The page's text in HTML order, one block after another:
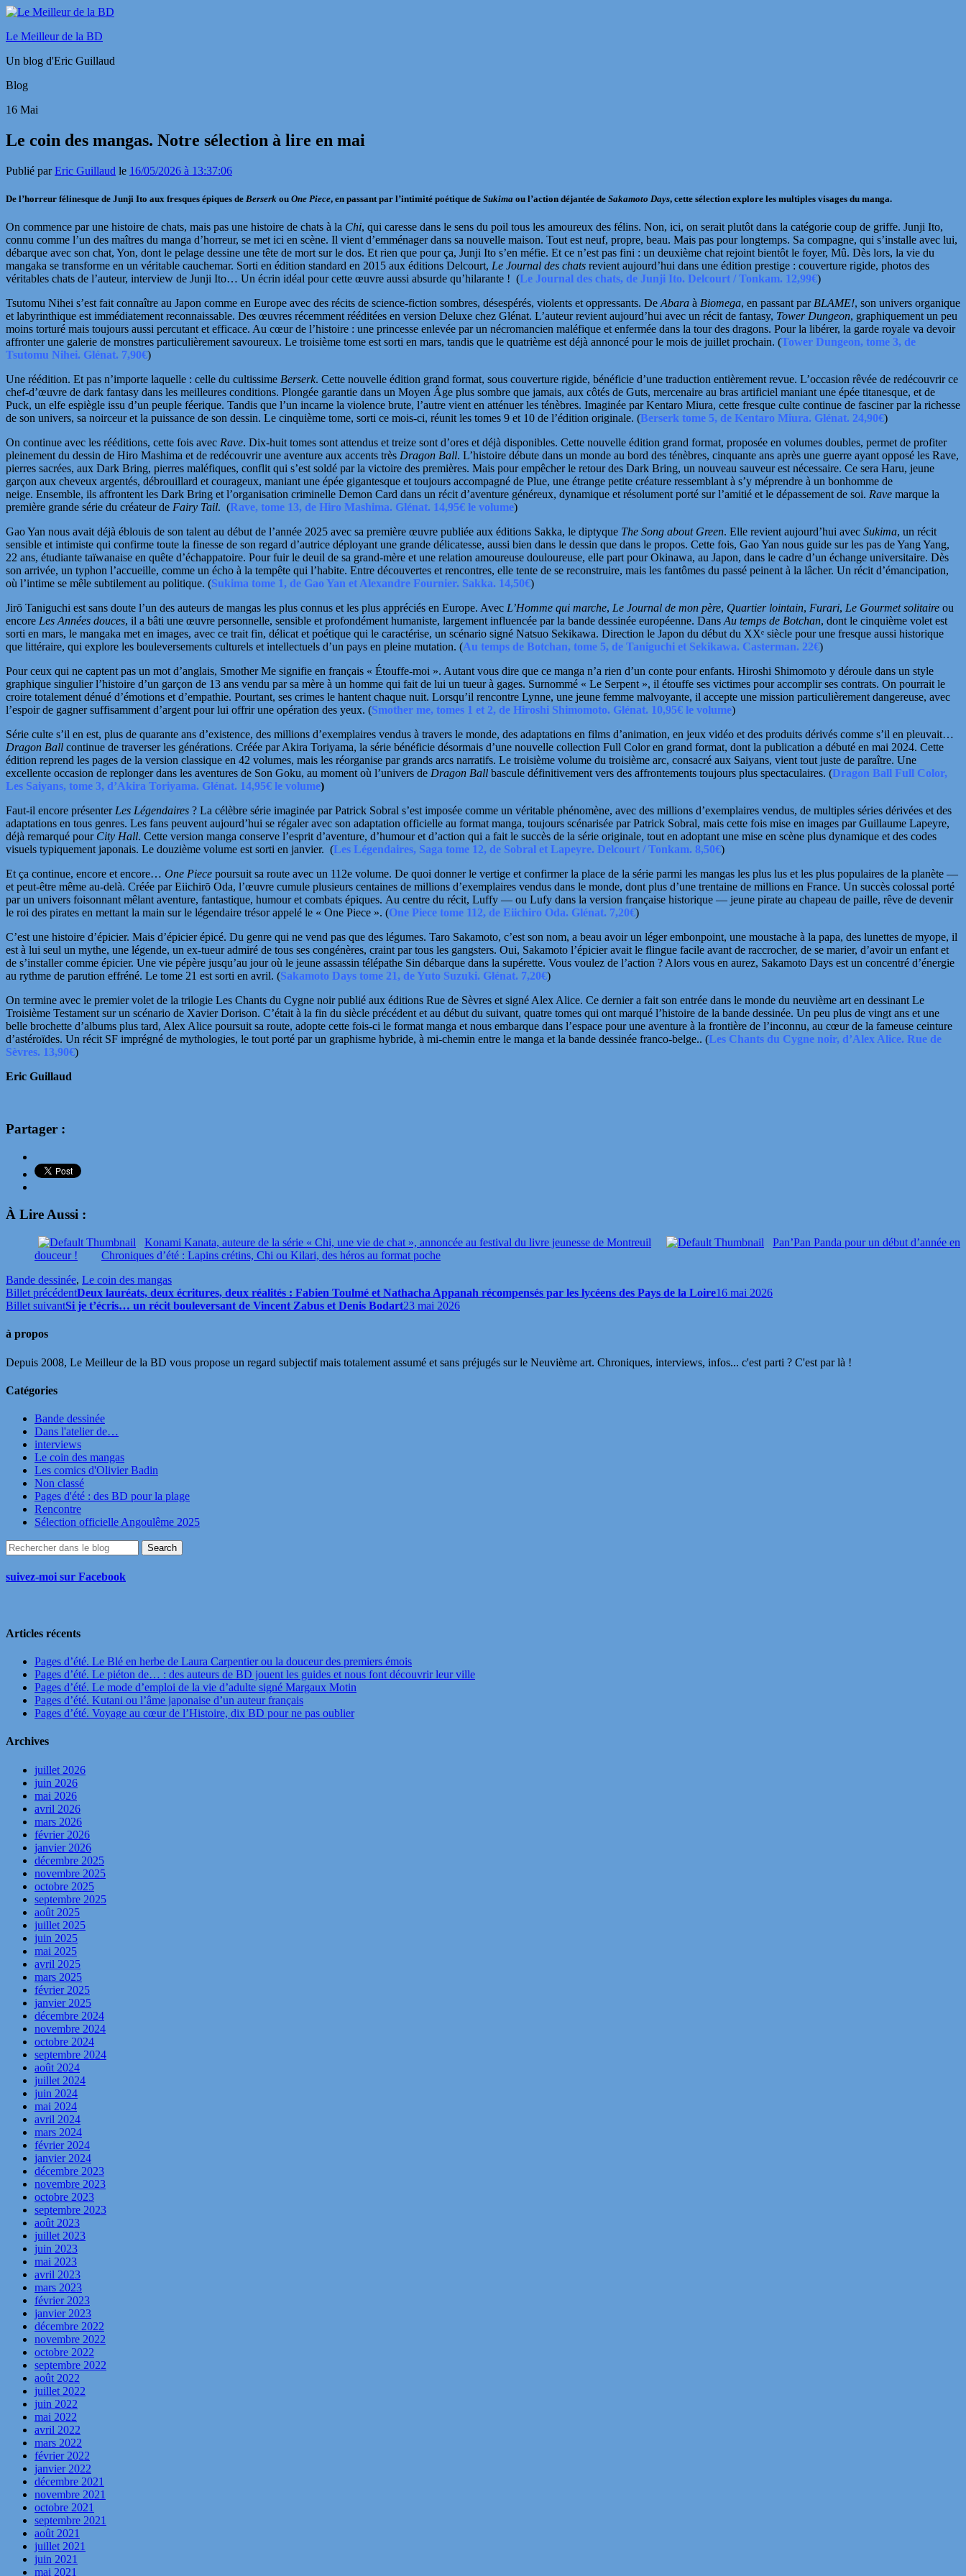
Le Meilleur de la BD
Un blog d'Eric Guillaud
Blog
16 Mai
Le coin des mangas. Notre sélection à lire en mai
Publié parEric Guillaud le 16/05/2026 à 13:37:06
De l’horreur félinesque de Junji Ito aux fresques épiques de Berserk ou One Piece, en passant par l’intimité poétique de Sukima ou l’action déjantée de Sakamoto Days, cette sélection explore les multiples visages du manga.
On commence par une histoire de chats, mais pas une histoire de chats à la Chi, qui caresse dans le sens du poil tous les amoureux des félins. Non, ici, on serait plutôt dans la catégorie coup de griffe. Junji Ito,
connu comme l’un des maîtres du manga d’horreur, se met ici en scène. Il vient d’emménager dans sa nouvelle maison. Tout est neuf, propre, beau. Mais pas pour longtemps. Sa compagne, qui s’installe avec lui,
débarque avec son chat, Yon, dont le pelage dessine une tête de mort sur le dos. Et rien que pour ça, Junji Ito s’en méfie. Et ce n’est pas fini : un deuxième chat rejoint bientôt le foyer, Mû. Dès lors, la vie du
mangaka se transforme en un véritable cauchemar. Sorti en édition standard en 2015 aux éditions Delcourt, Le Journal des chats revient aujourd’hui dans une édition prestige : couverture rigide, photos des
véritables chats de l’auteur, interview de Junji Ito… Un écrin idéal pour cette œuvre aussi absurde qu’hilarante ! (Le Journal des chats, de Junji Ito. Delcourt / Tonkam. 12,99€)
Tsutomu Nihei s’est fait connaître au Japon comme en Europe avec des récits de science-fiction sombres, désespérés, violents et oppressants. De Abara à Biomega, en passant par BLAME!, son univers organique
et labyrinthique est immédiatement reconnaissable. Des œuvres récemment rééditées en version Deluxe chez Glénat. L’auteur revient aujourd’hui avec un récit de fantasy, Tower Dungeon, graphiquement un peu
moins torturé mais toujours aussi percutant et efficace. Au cœur de l’histoire : une princesse enlevée par un nécromancien maléfique et enfermée dans la tour des dragons. Pour la libérer, la garde royale va devoir
affronter une galerie de monstres particulièrement savoureux. Le troisième tome est sorti en mars, tandis que le quatrième est déjà annoncé pour le mois de juillet prochain. (Tower Dungeon, tome 3, de
Tsutomu Nihei. Glénat. 7,90€)
Une réédition. Et pas n’importe laquelle : celle du cultissime Berserk. Cette nouvelle édition grand format, sous couverture rigide, bénéficie d’une traduction entièrement revue. L’occasion rêvée de redécouvrir ce
chef-d’œuvre de dark fantasy dans les meilleures conditions. Plongée garantie dans un Moyen Âge plus sombre que jamais, aux côtés de Guts, mercenaire au bras artificiel maniant une épée titanesque, et de
Puck, un elfe espiègle issu d’un peuple féerique. Tandis que l’un incarne la violence brute, l’autre vient en atténuer les ténèbres. Imaginée parKentaro Miura, cette fresque culte continue de fasciner par la richesse
de son univers, sa noirceur et la puissance de son dessin. Le cinquième tome, sorti ce mois-ci, réunit les tomes 9 et 10 de l’édition originale. (Berserk tome 5, de Kentaro Miura. Glénat. 24,90€)
On continue avec les rééditions, cette fois avec Rave. Dix-huit tomes sont attendus et treize sont d’ores et déjà disponibles. Cette nouvelle édition grand format, proposée en volumes doubles, permet de profiter
pleinement du dessin de Hiro Mashima et de redécouvrir une aventure aux accents très Dragon Ball. L’histoire débute dans un monde au bord des ténèbres, cinquante ans après une guerre ayant opposé les Rave,
pierres sacrées, aux Dark Bring, pierres maléfiques, conflit qui s’est soldé par la victoire des premières. Mais pour empêcher le retour des Dark Bring, un nouveau sauveur est nécessaire. Ce sera Haru, jeune
garçon aux cheveux argentés, débrouillard et courageux, maniant une épée gigantesque et toujours accompagné de Plue, une étrange petite créature ressemblant à s’y méprendre à un bonhomme de
neige. Ensemble, ils affrontent les Dark Bring et l’organisation criminelle Demon Card dans un récit d’aventure généreux, dynamique et résolument porté sur l’amitié et le dépassement de soi. Rave marque la
première grande série du créateur de Fairy Tail. (Rave, tome 13, de Hiro Mashima. Glénat. 14,95€ le volume)
Gao Yan nous avait déjà éblouis de son talent au début de l’année 2025 avec sa première œuvre publiée aux éditions Sakka, le diptyque The Song about Green. Elle revient aujourd’hui avec Sukima, un récit
sensible et intimiste qui confirme toute la finesse de son regard d’autrice déployant une grande délicatesse, aussi bien dans le dessin que dans le propos. Cette fois, Gao Yan nous guide sur les pas de Yang Yang,
22 ans, étudiante taïwanaise en quête d’échappatoire. Pour fuir le deuil de sa grand-mère et une relation amoureuse douloureuse, elle part pour Okinawa, au Japon, dans le cadre d’un échange universitaire. Dès
son arrivée, un typhon l’accueille, comme un écho à la tempête qui l’habite. Entre découvertes et rencontres, elle tente de se reconstruire, mais les fantômes du passé peinent à la lâcher. Un récit d’émancipation,
où l’intime se mêle subtilement au politique. (Sukima tome 1, de Gao Yan et Alexandre Fournier. Sakka. 14,50€)
Jirō Taniguchi est sans doute l’un des auteurs de mangas les plus connus et les plus appréciés en Europe. Avec L’Homme qui marche, Le Journal de mon père, Quartier lointain, Furari, Le Gourmet solitaire ou
encore Les Années douces, il a bâti une œuvre personnelle, sensible et profondément humaniste, largement influencée par la bande dessinée européenne. Dans Au temps de Botchan, dont le cinquième volet est
sorti en mars, le mangaka met en images, avec ce trait fin, délicat et poétique qui le caractérise, un scénario signé Natsuo Sekikawa. Direction le Japon du début du XXᵉ siècle pour une fresque aussi historique
que littéraire, qui explore les bouleversements culturels et intellectuels d’un pays en pleine mutation. (Au temps de Botchan, tome 5, de Taniguchi et Sekikawa. Casterman. 22€)
Pour ceux qui ne captent pas un mot d’anglais, Smother Me signifie en français « Étouffe-moi ». Autant vous dire que ce manga n’a rien d’un conte pour enfants. Hiroshi Shimomoto y déroule dans un style
graphique singulier l’histoire d’un garçon de 13 ans vendu par sa mère à un homme qui fait de lui un tueur à gages. Surnommé « Le Serpent », il étouffe ses victimes pour accomplir ses contrats. On pourrait le
croire totalement dénué d’émotions et d’empathie. Pourtant, ses crimes le hantent chaque nuit. Lorsqu’il rencontre Lynne, une jeune femme malvoyante, il accepte une mission particulièrement dangereuse, avec
l’espoir de gagner suffisamment d’argent pour lui offrir une opération des yeux. (Smother me, tomes 1 et 2, de Hiroshi Shimomoto. Glénat. 10,95€ le volume)
Série culte s’il en est, plus de quarante ans d’existence, des millions d’exemplaires vendus à travers le monde, des adaptations en films d’animation, en jeux vidéo et des produits dérivés comme s’il en pleuvait…
Dragon Ball continue de traverser les générations. Créée parAkira Toriyama, la série bénéficie désormais d’une nouvelle collection Full Color en grand format, dont la publication a débuté en mai 2024. Cette
édition reprend les pages de la version classique en 42 volumes, mais les réorganise par grands arcs narratifs. Le troisième volume du troisième arc, consacré aux Saiyans, vient tout juste de paraître. Une
excellente occasion de replonger dans les aventures de Son Goku, au moment où l’univers de Dragon Ball bascule définitivement vers des affrontements toujours plus spectaculaires. (Dragon Ball Full Color,
Les Saiyans, tome 3, d’Akira Toriyama. Glénat. 14,95€ le volume)
Faut-il encore présenter Les Légendaires ? La célèbre série imaginée parPatrick Sobral s’est imposée comme un véritable phénomène, avec des millions d’exemplaires vendus, de multiples séries dérivées et des
adaptations en tous genres. Les fans peuvent aujourd’hui se régaler avec son adaptation officielle au format manga, toujours scénarisée par Patrick Sobral, mais cette fois mise en images parGuillaume Lapeyre,
déjà remarqué pour City Hall. Cette version manga conserve l’esprit d’aventure, d’humour et d’action qui a fait le succès de la série originale, tout en adoptant une mise en scène plus dynamique et des codes
visuels typiquement japonais. Le douzième volume est sorti en janvier. (Les Légendaires, Saga tome 12, de Sobral et Lapeyre. Delcourt / Tonkam. 8,50€)
Et ça continue, encore et encore… One Piece poursuit sa route avec un 112e volume. De quoi donner le vertige et confirmer la place de la série parmi les mangas les plus lus et les plus populaires de la planète —
et peut-être même au-delà. Créée parEiichirō Oda, l’œuvre cumule plusieurs centaines de millions d’exemplaires vendus dans le monde, dont plus d’une trentaine de millions en France. Un succès colossal porté
par un univers foisonnant mêlant aventure, fantastique, humour et combats épiques. Au centre du récit, Luffy — ou Lufy dans la version française historique — jeune pirate au chapeau de paille, rêve de devenir
le roi des pirates en mettant la main sur le légendaire trésor appelé le « One Piece ». (One Piece tome 112, de Eiichiro Oda. Glénat. 7,20€)
C’est une histoire d’épicier. Mais d’épicier épicé. Du genre qui ne vend pas que des légumes. Taro Sakamoto, c’est son nom, a beau avoir un léger embonpoint, une moustache à la papa, des lunettes de myope, il
est à lui seul un mythe, une légende, un ex-tueur admiré de tous ses congénères, craint par tous les gangsters. Oui, Sakamoto l’épicier avait le flingue facile avant de raccrocher, de se marier, d’avoir un enfant et
de s’installer comme épicier. Une vie pépère jusqu’au jour où le jeune assassin télépathe Sin débarque dans la supérette. Vous voulez de l’action ? Alors vous en aurez, Sakamoto Days est un concentré d’énergie
au rythme de parution effréné. Le tome 21 est sorti en avril. (Sakamoto Days tome 21, de Yuto Suzuki. Glénat. 7,20€)
On termine avec le premier volet de la trilogie Les Chants du Cygne noir publié aux éditions Rue de Sèvres et signé Alex Alice. Ce dernier a fait son entrée dans le monde du neuvième art en dessinant Le
Troisième Testament sur un scénario de Xavier Dorison. C’était à la fin du siècle précédent et au début du suivant, quatre tomes qui ont marqué l’histoire de la bande dessinée. Un peu plus de vingt ans et une
belle brochette d’albums plus tard, Alex Alice poursuit sa route, adopte cette fois-ci le format manga et nous embarque dans l’espace pour une aventure à la frontière de l’inconnu, au cœurde la fameuse ceinture
d’astéroïdes. Un récit SF imprégné de mythologies, le tout porté par un graphisme hybride, à mi-chemin entre le manga et la bande dessinée franco-belge.. (Les Chants du Cygne noir, d’Alex Alice. Rue de
Sèvres. 13,90€)
Eric Guillaud
Partager :
À Lire Aussi :
Konami Kanata, auteure de la série « Chi, une vie de chat », annoncée au festival du livre jeunesse de Montreuil
Pan’Pan Panda pour un début d’année en
douceur !
Chroniques d’été : Lapins crétins, Chi ou Kilari, des héros au format poche
Bande dessinée, Le coin des mangas
Billet précédentDeux lauréats, deux écritures, deux réalités : Fabien Toulmé et Nathacha Appanah récompensés par les lycéens des Pays de la Loire16 mai 2026
Billet suivantSi je t’écris… un récit bouleversant de Vincent Zabus et Denis Bodart23 mai 2026
à propos
Depuis 2008, Le Meilleur de la BD vous propose un regard subjectif mais totalement assumé et sans préjugés sur le Neuvième art. Chroniques, interviews, infos... c'est parti ? C'est par là !
Catégories
Bande dessinée
Dans l'atelier de…
interviews
Le coin des mangas
Les comics d'Olivier Badin
Non classé
Pages d'été : des BD pour la plage
Rencontre
Sélection officielle Angoulême 2025
suivez-moi sur Facebook
Articles récents
Pages d’été. Le Blé en herbe de Laura Carpentier ou la douceur des premiers émois
Pages d’été. Le piéton de… : des auteurs de BD jouent les guides et nous font découvrir leur ville
Pages d’été. Le mode d’emploi de la vie d’adulte signé Margaux Motin
Pages d’été. Kutani ou l’âme japonaise d’un auteur français
Pages d’été. Voyage au cœur de l’Histoire, dix BD pour ne pas oublier
Archives
juillet 2026
juin 2026
mai 2026
avril 2026
mars 2026
février 2026
janvier 2026
décembre 2025
novembre 2025
octobre 2025
septembre 2025
août 2025
juillet 2025
juin 2025
mai 2025
avril 2025
mars 2025
février 2025
janvier 2025
décembre 2024
novembre 2024
octobre 2024
septembre 2024
août 2024
juillet 2024
juin 2024
mai 2024
avril 2024
mars 2024
février 2024
janvier 2024
décembre 2023
novembre 2023
octobre 2023
septembre 2023
août 2023
juillet 2023
juin 2023
mai 2023
avril 2023
mars 2023
février 2023
janvier 2023
décembre 2022
novembre 2022
octobre 2022
septembre 2022
août 2022
juillet 2022
juin 2022
mai 2022
avril 2022
mars 2022
février 2022
janvier 2022
décembre 2021
novembre 2021
octobre 2021
septembre 2021
août 2021
juillet 2021
juin 2021
mai 2021